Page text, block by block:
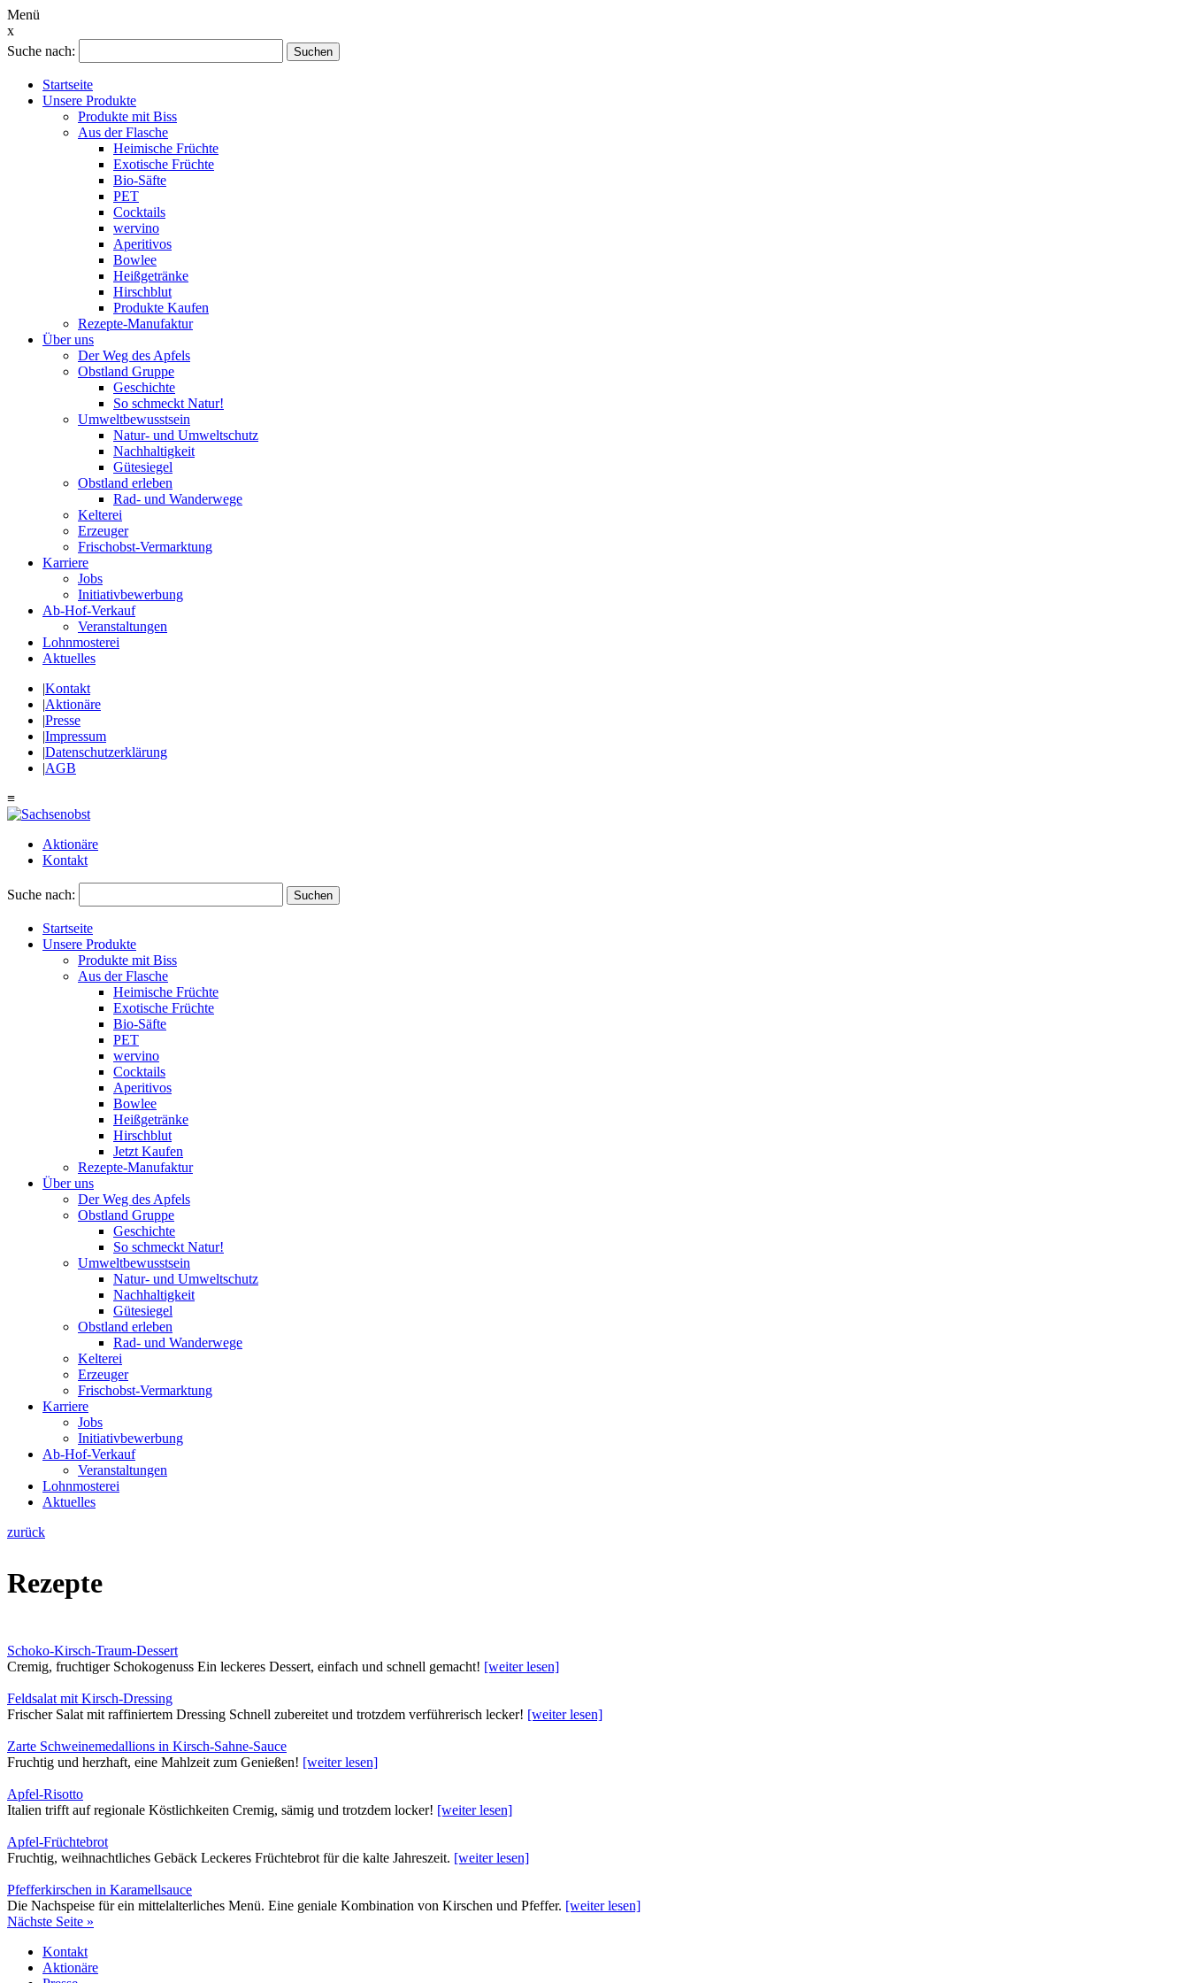
Menü
x
Suche nach:
Suchen
Startseite
Unsere Produkte
Produkte mit Biss
Aus der Flasche
Heimische Früchte
Exotische Früchte
Bio-Säfte
PET
Cocktails
wervino
Aperitivos
Bowlee
Heißgetränke
Hirschblut
Produkte Kaufen
Rezepte-Manufaktur
Über uns
Der Weg des Apfels
Obstland Gruppe
Geschichte
So schmeckt Natur!
Umweltbewusstsein
Natur- und Umweltschutz
Nachhaltigkeit
Gütesiegel
Obstland erleben
Rad- und Wanderwege
Kelterei
Erzeuger
Frischobst-Vermarktung
Karriere
Jobs
Initiativbewerbung
Ab-Hof-Verkauf
Veranstaltungen
Lohnmosterei
Aktuelles
|Kontakt
|Aktionäre
|Presse
|Impressum
|Datenschutzerklärung
|AGB
≡
Aktionäre
Kontakt
Suche nach: Suchen
Startseite
Unsere Produkte
Produkte mit Biss
Aus der Flasche
Heimische Früchte
Exotische Früchte
Bio-Säfte
PET
wervino
Cocktails
Aperitivos
Bowlee
Heißgetränke
Hirschblut
Jetzt Kaufen
Rezepte-Manufaktur
Über uns
Der Weg des Apfels
Obstland Gruppe
Geschichte
So schmeckt Natur!
Umweltbewusstsein
Natur- und Umweltschutz
Nachhaltigkeit
Gütesiegel
Obstland erleben
Rad- und Wanderwege
Kelterei
Erzeuger
Frischobst-Vermarktung
Karriere
Jobs
Initiativbewerbung
Ab-Hof-Verkauf
Veranstaltungen
Lohnmosterei
Aktuelles
zurück
Rezepte
Schoko-Kirsch-Traum-Dessert
Cremig, fruchtiger Schokogenuss Ein leckeres Dessert, einfach und schnell gemacht! [weiter lesen]
Feldsalat mit Kirsch-Dressing
Frischer Salat mit raffiniertem Dressing Schnell zubereitet und trotzdem verführerisch lecker! [weiter lesen]
Zarte Schweinemedallions in Kirsch-Sahne-Sauce
Fruchtig und herzhaft, eine Mahlzeit zum Genießen! [weiter lesen]
Apfel-Risotto
Italien trifft auf regionale Köstlichkeiten Cremig, sämig und trotzdem locker! [weiter lesen]
Apfel-Früchtebrot
Fruchtig, weihnachtliches Gebäck Leckeres Früchtebrot für die kalte Jahreszeit. [weiter lesen]
Pfefferkirschen in Karamellsauce
Die Nachspeise für ein mittelalterliches Menü. Eine geniale Kombination von Kirschen und Pfeffer. [weiter lesen]
Nächste Seite »
Kontakt
Aktionäre